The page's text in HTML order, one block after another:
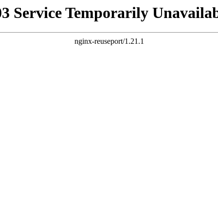
Service Temporarily
nginx-reuseport/1.21.1